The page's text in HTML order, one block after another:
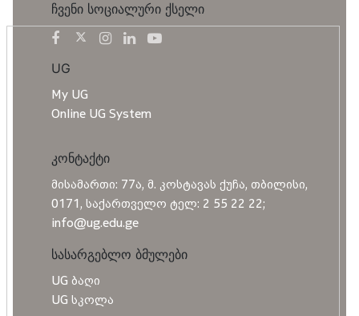
ჩვენი სოციალური ქსელი
UG
My UG
Online UG System
კონტაქტი
მისამართი: 77ა, მ. კოსტავას ქუჩა, თბილისი,
0171, საქართველო ტელ: 2 55 22 22;
info@ug.edu.ge
სასარგებლო ბმულები
UG ბაღი
UG სკოლა